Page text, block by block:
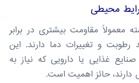
محیطی
معمولاً مقاومت بیشتری در برابر
رطوبت و تغییرات دما دارند. این
غذایی یا دارویی که نیاز به
حائز اهمیت است.